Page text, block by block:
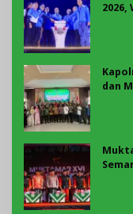
2026,
dan